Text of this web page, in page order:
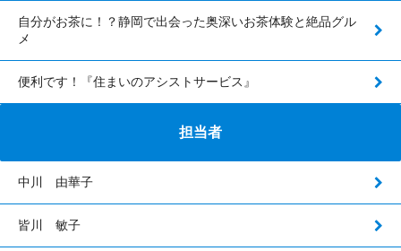
自分がお茶に！？静岡で出会った奥深いお茶体験と絶品グル
メ
便利です！『住まいのアシストサービス』
担当者
中川 由華子
皆川 敏子